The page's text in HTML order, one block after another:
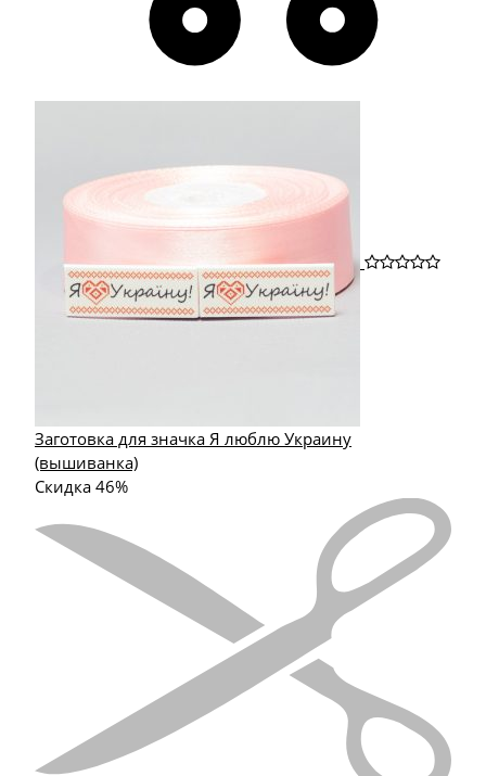
Заготовка для значка Я люблю Украину
(вышиванка)
Скидка 46%